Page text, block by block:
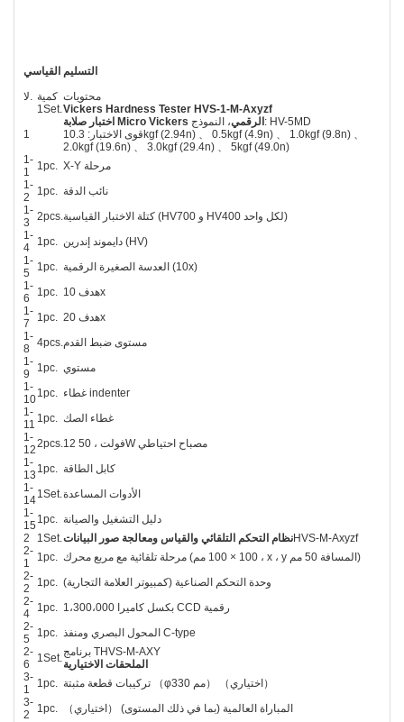
التسليم القياسي
كمية محتويات
1Set. Vickers Hardness Tester HVS-1-M-Axyzf
1
اختبار صلابة Micro Vickers الرقمي، النموذج: HV-5MD
قوى الاختبار: 10.3kgf (2.94n) 、 0.5kgf (4.9n) 、 1.0kgf (9.8n) 、
2.0kgf (19.6n) 、 3.0kgf (29.4n) 、 5kgf (49.0n)
1-
1
1pc.
X-Y مرحلة
1-
2
1pc.
نائب الدقة
1-
3
2pcs.
كتلة الاختبار القياسية (HV700 و HV400 لكل واحد)
1-
4
1pc.
دايموند إندرين (HV)
1-
5
1pc.
العدسة الصغيرة الرقمية (10x)
1-
6
1pc.
هدف 10x
1-
7
1pc.
هدف 20x
1-
8 4pcs. مستوى ضبط القدم
1-
9
1pc.
مستوي
1-
101pc.
غطاء indenter
1-
11 1pc.
غطاء الصك
1-
122pcs.
12 فولت ، 50W مصباح احتياطي
1-
13 1pc.
كابل الطاقة
1-
141Set. الأدوات المساعدة
1-
15 1pc.
دليل التشغيل والصيانة
2
1Set. نظام التحكم التلقائي والقياس ومعالجة صور البياناتHVS-M-Axyzf
2-
1
1pc.
مرحلة تلقائية مع مربع محرك (100 × 100 مم ، x ، y المسافة 50 مم)
2-
2
1pc.
وحدة التحكم الصناعية (كمبيوتر العلامة التجارية)
2-
4
1pc.
1،300،000 بكسل كاميرا CCD رقمية
2-
5
1pc.
المحول البصري ومنفذ C-type
2-
6
1Set.
برنامج THVS-M-AXY
الملحقات الاختيارية
3-
1
1pc.
تركيبات قطعة مثبتة （φ330 مم） （اختياري）
3-
2
1pc. المباراة العالمية (بما في ذلك المستوى) （اختياري）